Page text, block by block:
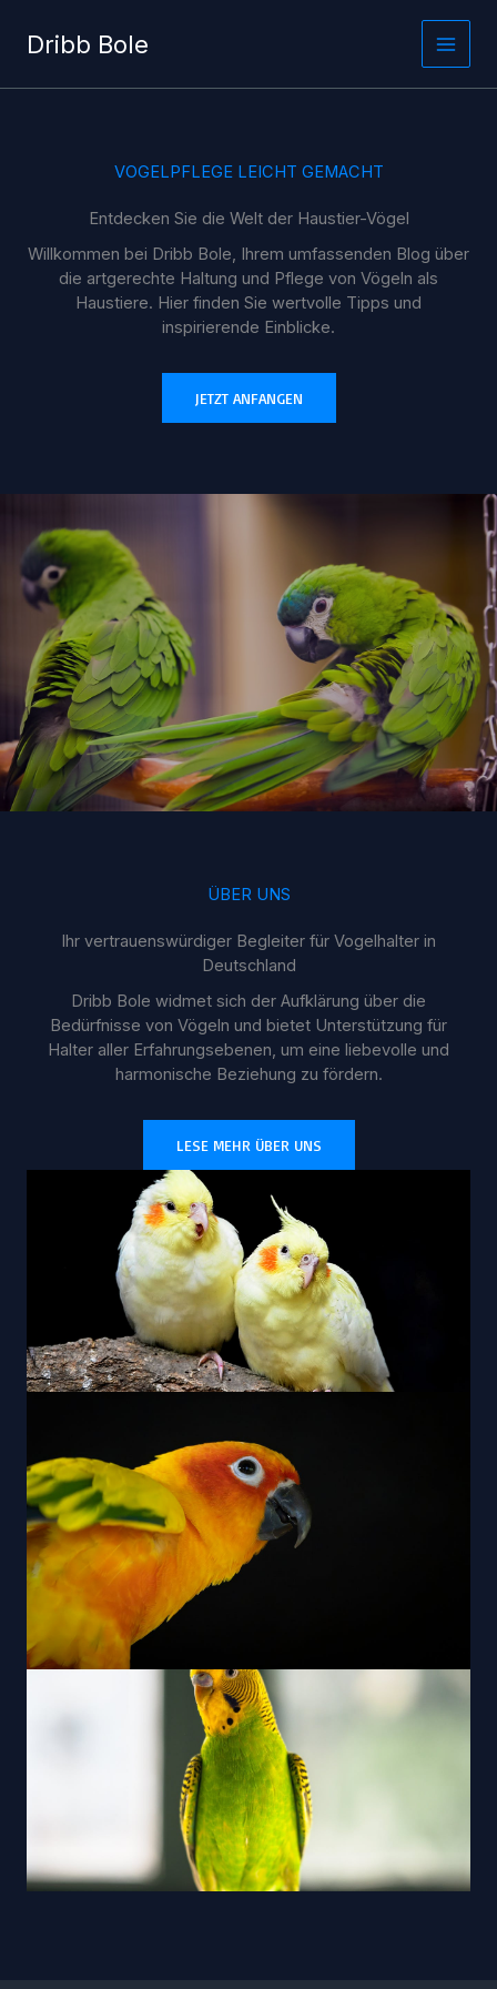
Inhalt
springen
Dribb Bole
VOGELPFLEGE LEICHT GEMACHT
Entdecken Sie die Welt der Haustier-Vögel
Willkommen bei Dribb Bole, Ihrem umfassenden Blog über
die artgerechte Haltung und Pflege von Vögeln als
Haustiere. Hier finden Sie wertvolle Tipps und
inspirierende Einblicke.
JETZT ANFANGEN
ÜBER UNS
Ihr vertrauenswürdiger Begleiter für Vogelhalter in
Deutschland
Dribb Bole widmet sich der Aufklärung über die
Bedürfnisse von Vögeln und bietet Unterstützung für
Halter aller Erfahrungsebenen, um eine liebevolle und
harmonische Beziehung zu fördern.
LESE MEHR ÜBER UNS